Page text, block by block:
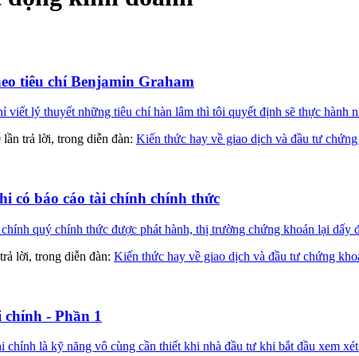
tiêu chí Benjamin Graham
lý thuyết những tiêu chí hàn lâm thì tôi quyết định sẽ thực hành
lần trả lời, trong diễn đàn: Kiến thức hay về giao dịch và đầu tư chứng
có báo cáo tài chính chính thức
quý chính thức được phát hành, thị trường chứng khoán lại dấy
lời, trong diễn đàn: Kiến thức hay về giao dịch và đầu tư chứng
- Phần 1
là kỹ năng vô cùng cần thiết khi nhà đầu tư khi bắt đầu xem